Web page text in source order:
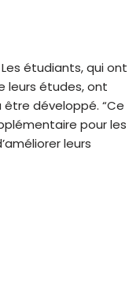
étudiants, qui ont
leurs études, ont
être développé. “Ce
pour les
leurs